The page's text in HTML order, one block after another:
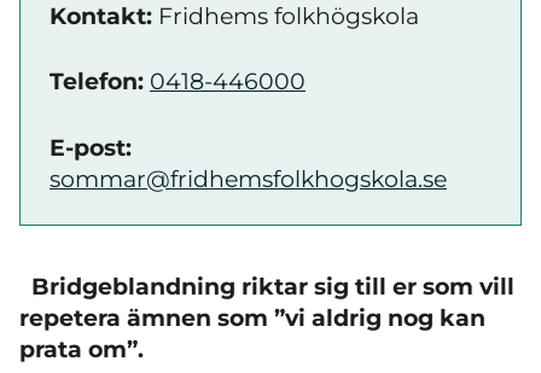
Kontakt: Fridhems folkhögskola
Telefon: 0418-446000
E-post:
sommar@fridhemsfolkhogskola.se
Bridgeblandning riktar sig till er som vill
repetera ämnen som ”vi aldrig nog kan
prata om”.